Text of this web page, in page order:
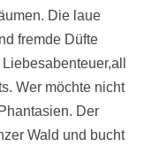
Die laue
fremde Düfte
Wer möchte nicht
Der
Wald und bucht